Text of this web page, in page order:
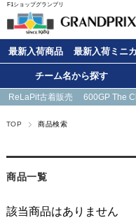
F1ショップグランプリ
最新入荷商品 最新入荷ミニ
チーム名から探す
ReLaPit古着販売 600GP The
TOP 商品検索
商品一覧
該当商品はありません